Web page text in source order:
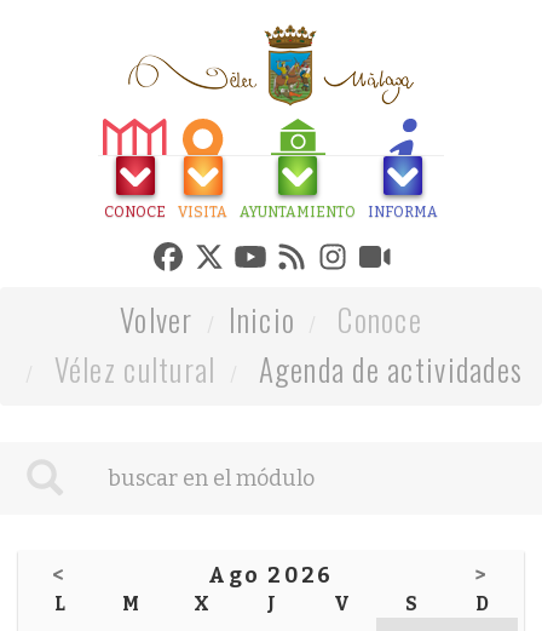
CONOCE VISITA AYUNTAMIENTO INFORMA
Volver Inicio
Conoce
Vélez cultural
Agenda de actividades
< Ago 2026 >
L M X J V S D